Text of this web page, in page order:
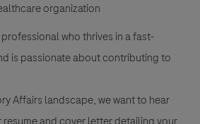
organization
who thrives in a fast-
is passionate about contributing to
Affairs landscape, we want to hear